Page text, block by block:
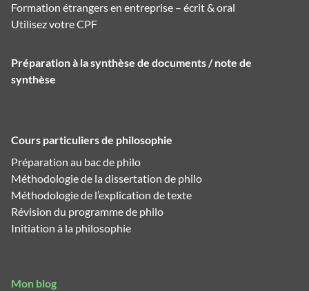
Formation étrangers en entreprise – écrit & oral
Utilisez votre CPF
Préparation à la synthèse de documents / note de
synthèse
Cours particuliers de philosophie
Préparation au bac de philo
Méthodologie de la dissertation de philo
Méthodologie de l’explication de texte
Révision du programme de philo
Initiation à la philosophie
Mon blog